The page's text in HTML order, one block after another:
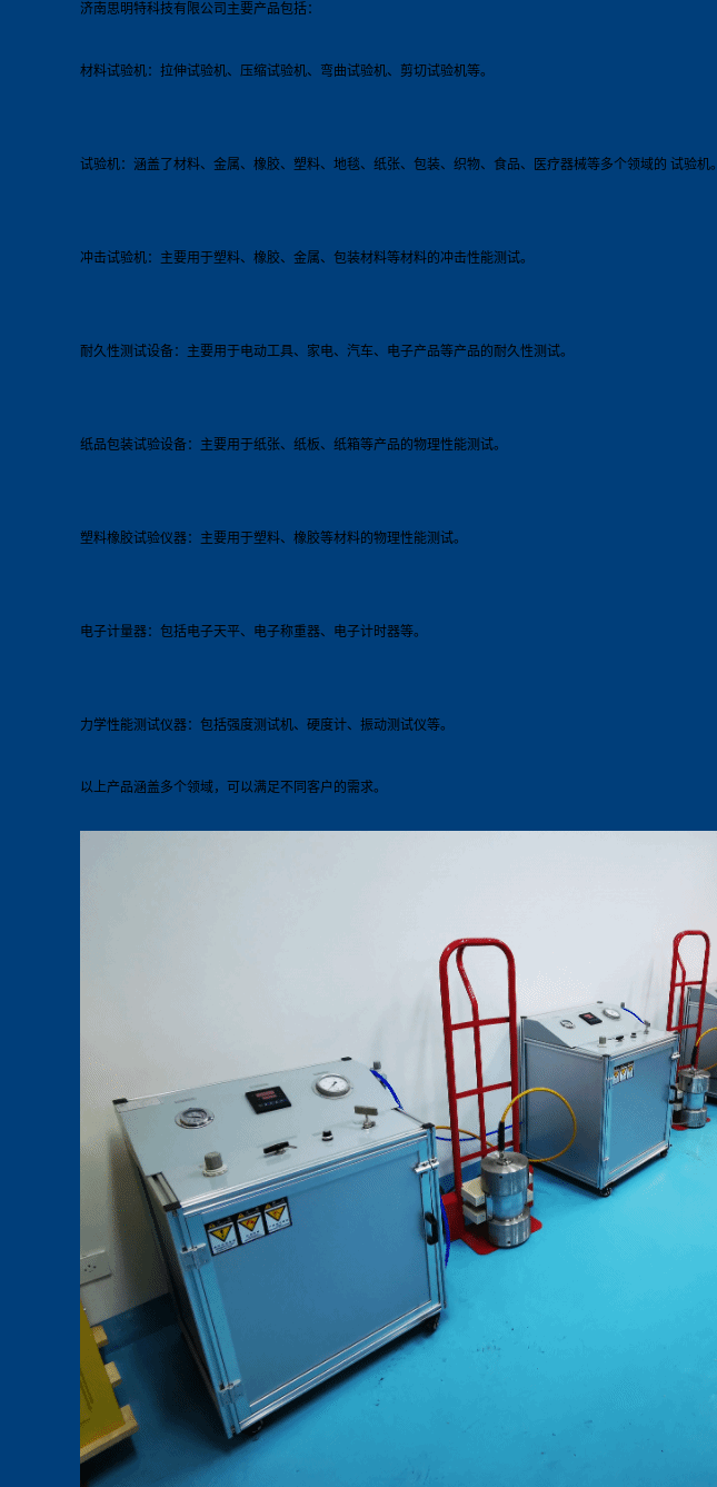
济南思明特科技有限公司主要产品包括：
材料试验机：拉伸试验机、压缩试验机、弯曲试验机、剪切试验机等。
试验机：涵盖了材料、金属、橡胶、塑料、地毯、纸张、包装、织物、食品、医疗器械等多个领域的 试验机。
冲击试验机：主要用于塑料、橡胶、金属、包装材料等材料的冲击性能测试。
耐久性测试设备：主要用于电动工具、家电、汽车、电子产品等产品的耐久性测试。
纸品包装试验设备：主要用于纸张、纸板、纸箱等产品的物理性能测试。
塑料橡胶试验仪器：主要用于塑料、橡胶等材料的物理性能测试。
电子计量器：包括电子天平、电子称重器、电子计时器等。
力学性能测试仪器：包括强度测试机、硬度计、振动测试仪等。
以上产品涵盖多个领域，可以满足不同客户的需求。